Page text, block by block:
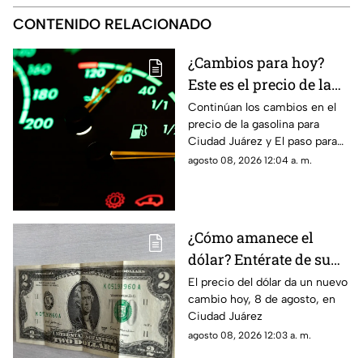
CONTENIDO RELACIONADO
¿Cambios para hoy?
Este es el precio de la
gasolina para Ciudad
Juárez y El Paso
Continúan los cambios en el
precio de la gasolina para
Ciudad Juárez y El paso para
hoy, 8 de agosto
agosto 08, 2026 12:04 a. m.
¿Cómo amanece el
dólar? Entérate de su
precio hoy, 8 de agosto,
en Ciudad Juárez
El precio del dólar da un nuevo
cambio hoy, 8 de agosto, en
Ciudad Juárez
agosto 08, 2026 12:03 a. m.